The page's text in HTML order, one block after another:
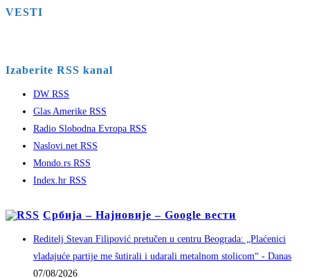
VESTI
Izaberite RSS kanal
DW RSS
Glas Amerike RSS
Radio Slobodna Evropa RSS
Naslovi.net RSS
Mondo.rs RSS
Index.hr RSS
Србија – Најновије – Google вести
Reditelj Stevan Filipović pretučen u centru Beograda: „Plaćenici
vladajuće partije me šutirali i udarali metalnom stolicom“ - Danas
07/08/2026